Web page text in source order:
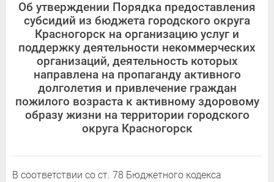
Об утверждении Порядка предоставления
субсидий из бюджета городского округа
Красногорск на организацию услуг и
поддержку деятельности некоммерческих
организаций, деятельность которых
направлена на пропаганду активного
долголетия и привлечение граждан
пожилого возраста к активному здоровому
образу жизни на территории городского
округа Красногорск
В соответствии со ст. 78 Бюджетного кодекса